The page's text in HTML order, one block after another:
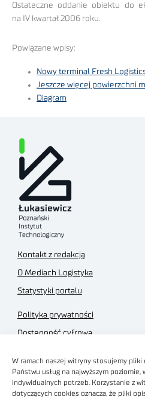
W ramach naszej witryny stosujemy pliki
Państwu usług na najwyższym
indywidualnych potrzeb. Korzystanie z
dotyczących cookies oznacza, że pliki
Ostateczne oddanie obiektu do
na IV kwartał 2006 roku.
Powiązane wpisy:
Nowy terminal Fresh
Jeszcze więcej powierzchni
Diagram
Kontakt z redakcją
O Mediach Logistyka
Statystyki portalu
Polityka prywatności
Dostępność cyfrowa
Regulamin sklepu